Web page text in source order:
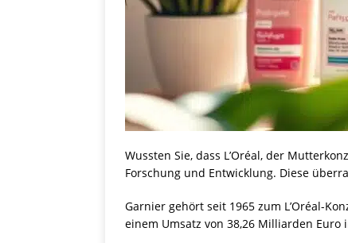
Wussten Sie, dass L’Oréal, der
Forschung und Entwicklung. Diese
Garnier gehört seit 1965 zum L’Oréal-
einem Umsatz von 38,26 Milliarden Euro